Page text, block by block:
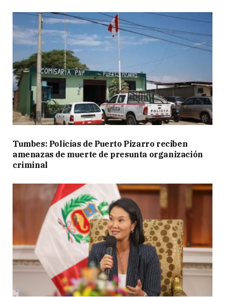
Tumbes: Policías de Puerto Pizarro reciben
amenazas de muerte de presunta organización
criminal